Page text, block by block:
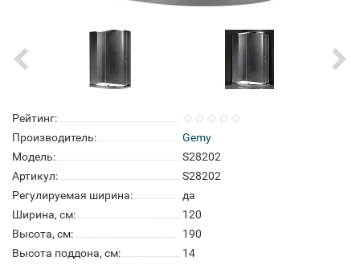
Рейтинг:
Производитель:
Gemy
Модель:
S28202
Артикул:
S28202
Регулируемая ширина:
да
Ширина, см:
120
Высота, см:
190
Высота поддона, см:
14